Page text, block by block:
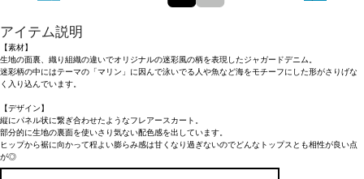
アイテム説明
【素材】
生地の面裏、織り組織の違いでオリジナルの迷彩風の柄を表現したジャガードデニム。
迷彩柄の中にはテーマの「マリン」に因んで泳いでる人や魚など海をモチーフにした形がさりげな
く入り込んでいます。
【デザイン】
縦にパネル状に繋ぎ合わせたようなフレアースカート。
部分的に生地の裏面を使いさり気ない配色感を出しています。
ヒップから裾に向かって程よい膨らみ感は甘くなり過ぎないのでどんなトップスとも相性が良い点
が◎